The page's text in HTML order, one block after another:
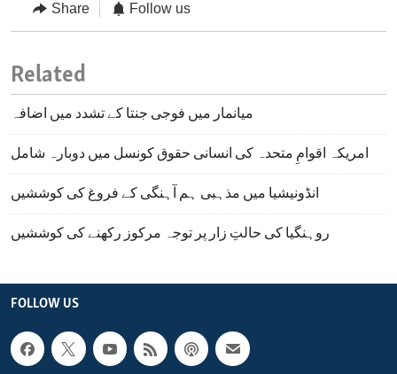
Share Follow us
Related
میانمار میں فوجی جنتا کے تشدد میں اضافہ
امریکہ اقوامِ متحدہ کی انسانی حقوق کونسل میں دوبارہ شامل
انڈونیشیا میں مذہبی ہم آہنگی کے فروغ کی کوششیں
روہنگیا کی حالتِ زار پر توجہ مرکوز رکھنے کی کوششیں
FOLLOW US